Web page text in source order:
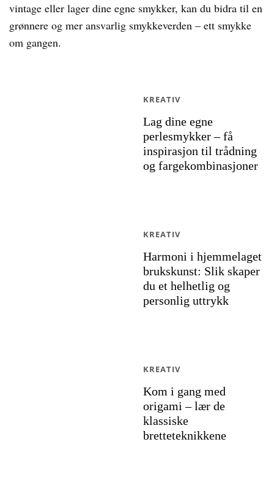
vintage eller lager dine egne smykker, kan du bidra til en
grønnere og mer ansvarlig smykkeverden – ett smykke
om gangen.
Lag dine egne
perlesmykker – få
inspirasjon til trådning
og fargekombinasjoner
KREATIV
Harmoni i hjemmelaget
brukskunst: Slik skaper
du et helhetlig og
personlig uttrykk
KREATIV
Kom i gang med
origami – lær de
klassiske
bretteteknikkene
KREATIV